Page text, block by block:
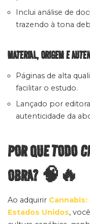
Inclui análise de
trazendo à tona
MATERIAL, ORIGEM E
Páginas de alta
facilitar o estudo.
Lançado por
autenticidade da
POR QUE TODO
OBRA? 🧠🔥
Ao adquirir
Estados Unidos,